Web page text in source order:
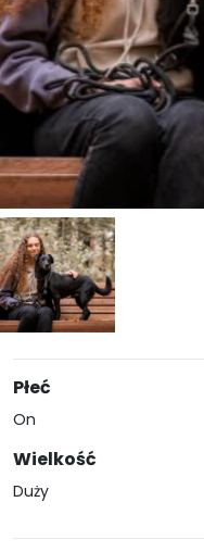
Płeć
On
Wielkość
Duży